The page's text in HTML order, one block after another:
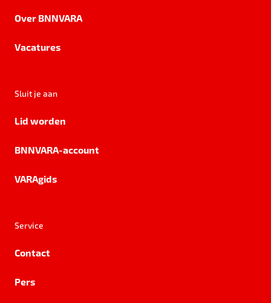
Over BNNVARA
Vacatures
Sluit je aan
Lid worden
BNNVARA-account
VARAgids
Service
Contact
Pers